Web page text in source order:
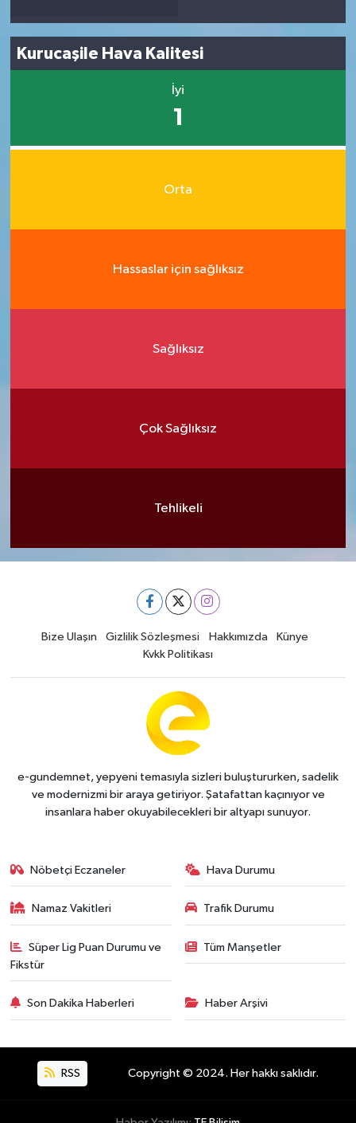
Kurucaşile Hava Kalitesi
İyi
1
Orta
Hassaslar için sağlıksız
Sağlıksız
Çok Sağlıksız
Tehlikeli
Bize Ulaşın Gizlilik Sözleşmesi Hakkımızda
Künye
Kvkk Politikası
e-gundemnet, yepyeni temasıyla sizleri buluştururken, sadelik
ve modernizmi bir araya getiriyor. Şatafattan kaçınıyor ve
insanlara haber okuyabilecekleri bir altyapı sunuyor.
Nöbetçi Eczaneler Hava Durumu
Namaz Vakitleri Trafik Durumu
Süper Lig Puan Durumu ve
Fikstür
Tüm Manşetler
Son Dakika Haberleri Haber Arşivi
RSS Copyright © 2024. Her hakkı saklıdır.